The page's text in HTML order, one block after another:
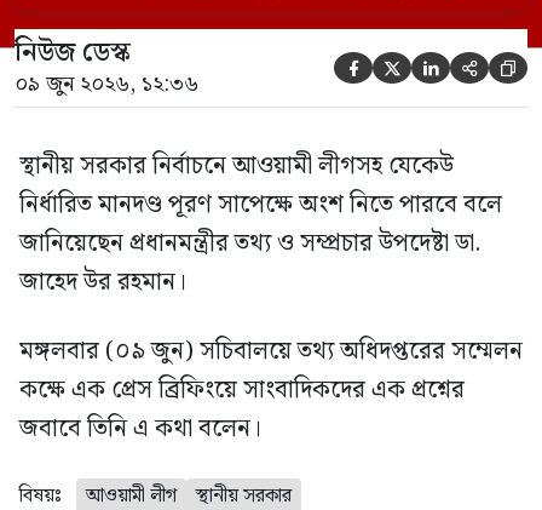
নিউজ ডেস্ক
০৯ জুন ২০২৬, ১২:৩৬     
স্থানীয় সরকার নির্বাচনে আওয়ামী লীগসহ যেকেউ
নির্ধারিত মানদণ্ড পূরণ সাপেক্ষে অংশ নিতে পারবে বলে
জানিয়েছেন প্রধানমন্ত্রীর তথ্য ও সম্প্রচার উপদেষ্টা ডা.
জাহেদ উর রহমান।
মঙ্গলবার (০৯ জুন) সচিবালয়ে তথ্য অধিদপ্তরের সম্মেলন
কক্ষে এক প্রেস ব্রিফিংয়ে সাংবাদিকদের এক প্রশ্নের
জবাবে তিনি এ কথা বলেন।
বিষয়ঃ আওয়ামী লীগ স্থানীয় সরকার